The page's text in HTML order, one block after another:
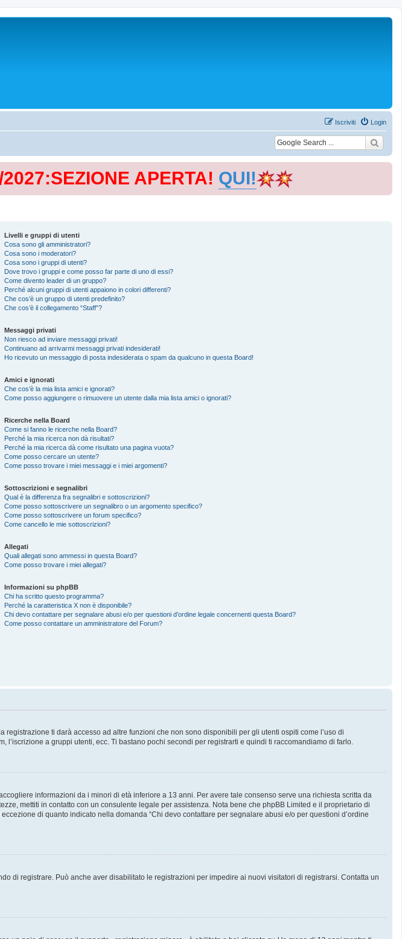
Login
Iscriviti
APERTA! QUI!
Livelli e gruppi di utenti
Cosa sono gli amministratori?
Cosa sono i moderatori?
Cosa sono i gruppi di utenti?
Dove trovo i gruppi e come posso far parte di uno di essi?
Come divento leader di un gruppo?
Perché alcuni gruppi di utenti appaiono in colori differenti?
Che cos’è un gruppo di utenti predefinito?
Che cos’è il collegamento “Staff”?
Messaggi privati
Non riesco ad inviare messaggi privati!
Continuano ad arrivarmi messaggi privati indesiderati!
Ho ricevuto un messaggio di posta indesiderata o spam da qualcuno in questa Board!
Amici e ignorati
Che cos’è la mia lista amici e ignorati?
Come posso aggiungere o rimuovere un utente dalla mia lista amici o ignorati?
Ricerche nella Board
Come si fanno le ricerche nella Board?
Perché la mia ricerca non dà risultati?
Perché la mia ricerca dà come risultato una pagina vuota?
Come posso cercare un utente?
Come posso trovare i miei messaggi e i miei argomenti?
Sottoscrizioni e segnalibri
Qual è la differenza fra segnalibri e sottoscrizioni?
Come posso sottoscrivere un segnalibro o un argomento specifico?
Come posso sottoscrivere un forum specifico?
Come cancello le mie sottoscrizioni?
Allegati
Quali allegati sono ammessi in questa Board?
Come posso trovare i miei allegati?
Informazioni su phpBB
Chi ha scritto questo programma?
Perché la caratteristica X non è disponibile?
Chi devo contattare per segnalare abusi e/o per questioni d’ordine legale concernenti questa Board?
Come posso contattare un amministratore del Forum?
ti darà accesso ad altre funzioni che non sono disponibili per gli utenti ospiti come l’uso di
a gruppi utenti, ecc. Ti bastano pochi secondi per registrarti e quindi ti raccomandiamo di farlo.
informazioni da i minori di età inferiore a 13 anni. Per avere tale consenso serve una richiesta scritta da
mettiti in contatto con un consulente legale per assistenza. Nota bene che phpBB Limited e il proprietario di
di quanto indicato nella domanda “Chi devo contattare per segnalare abusi e/o per questioni d’ordine
di registrare. Può anche aver disabilitato le registrazioni per impedire ai nuovi visitatori di registrarsi. Contatta un